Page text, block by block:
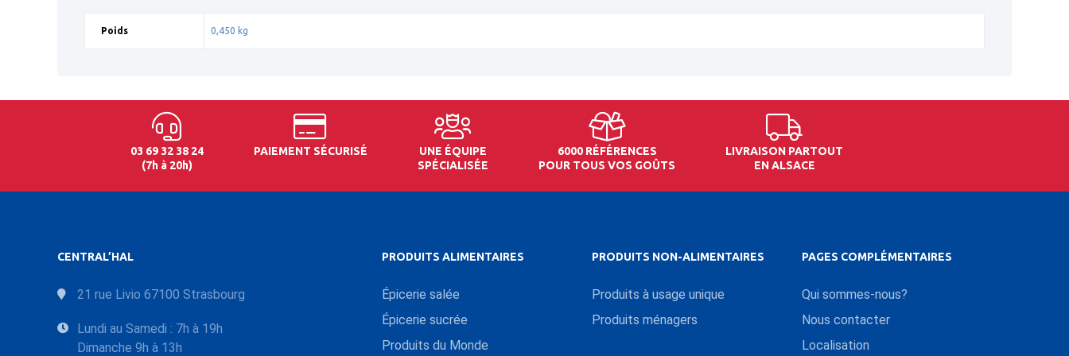
Poids 0,450 kg
03 69 32 38 24
(7h à 20h)
PAIEMENT SÉCURISÉ
UNE ÉQUIPE
SPÉCIALISÉE
6000 RÉFÉRENCES
POUR TOUS VOS GOÛTS
LIVRAISON PARTOUT
EN ALSACE
CENTRAL’HAL
21 rue Livio 67100 Strasbourg
Lundi au Samedi : 7h à 19h
Dimanche 9h à 13h
PRODUITS ALIMENTAIRES
Épicerie salée
Épicerie sucrée
Produits du Monde
PRODUITS NON-ALIMENTAIRES
Produits à usage unique
Produits ménagers
PAGES COMPLÉMENTAIRES
Qui sommes-nous?
Nous contacter
Localisation